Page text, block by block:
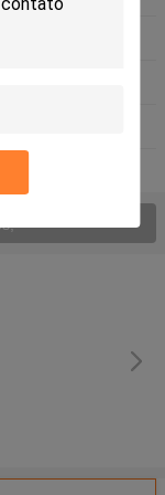
da loção
plástico do